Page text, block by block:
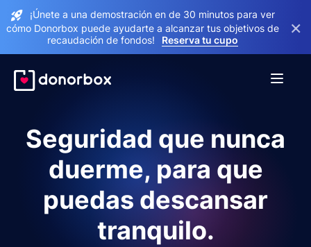
¡Únete a una demostración en de 30 minutos para ver
cómo Donorbox puede ayudarte a alcanzar tus objetivos de
recaudación de fondos!
Reserva tu cupo
×
Seguridad que nunca
duerme, para que
puedas descansar
tranquilo.